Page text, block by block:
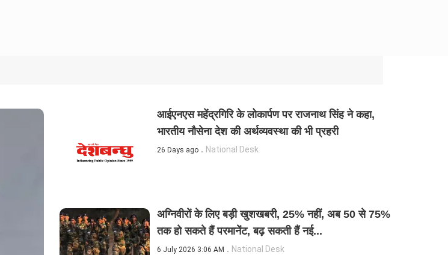
आईएनएस महेंद्रगिरि के लोकार्पण पर राजनाथ सिंह ने कहा,
भारतीय नौसेना देश की अर्थव्यवस्था की भी प्रहरी
26 Days ago National Desk
अग्निवीरों के लिए बड़ी खुशखबरी, 25% नहीं, अब 50 से 75%
तक हो सकते हैं परमानेंट, बढ़ सकती हैं नई...
6 July 2026 3:06 AM National Desk